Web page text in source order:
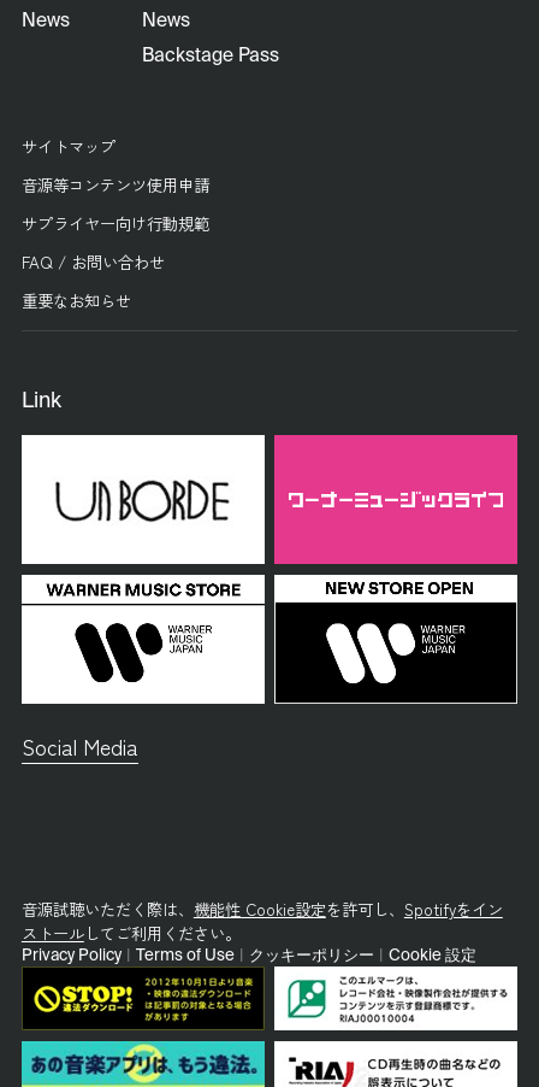
News
News
Backstage Pass
サイトマップ
音源等コンテンツ使用申請
サプライヤー向け行動規範
FAQ / お問い合わせ
重要なお知らせ
Link
Social Media
音源試聴いただく際は、 機能性 Cookie設定を許可し、 Spotifyをイン
ストールしてご利用ください。
Privacy Policy Terms of Use クッキーポリシー Cookie 設定